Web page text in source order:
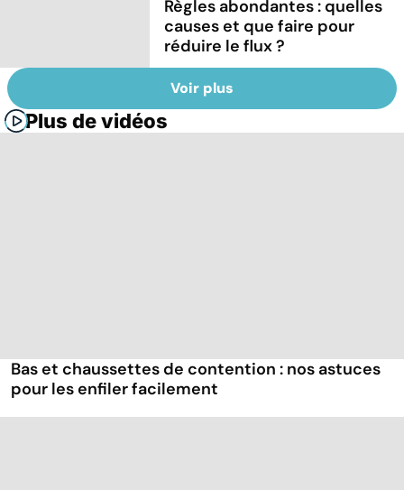
Règles abondantes : quelles
causes et que faire pour
réduire le flux ?
Voir plus
Plus de vidéos
Bas et chaussettes de contention : nos astuces
pour les enfiler facilement